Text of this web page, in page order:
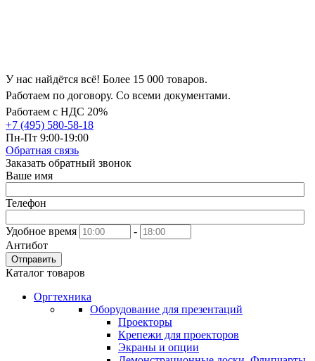
У нас найдётся всё! Более 15 000 товаров.
Работаем по договору. Со всеми документами.
Работаем с НДС 20%
+7 (495) 580-58-18
Пн-Пт 9:00-19:00
Обратная связь
Заказать обратный звонок
Ваше имя
Телефон
Удобное время
-
Антибот
Отправить
Каталог товаров
Оргтехника
Оборудование для презентаций
Проекторы
Крепежи для проекторов
Экраны и опции